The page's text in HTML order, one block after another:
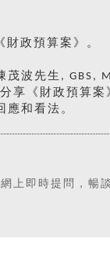
政預算案》。
波先生, GBS,
享《財政預算
和看法。
上即時提問，暢